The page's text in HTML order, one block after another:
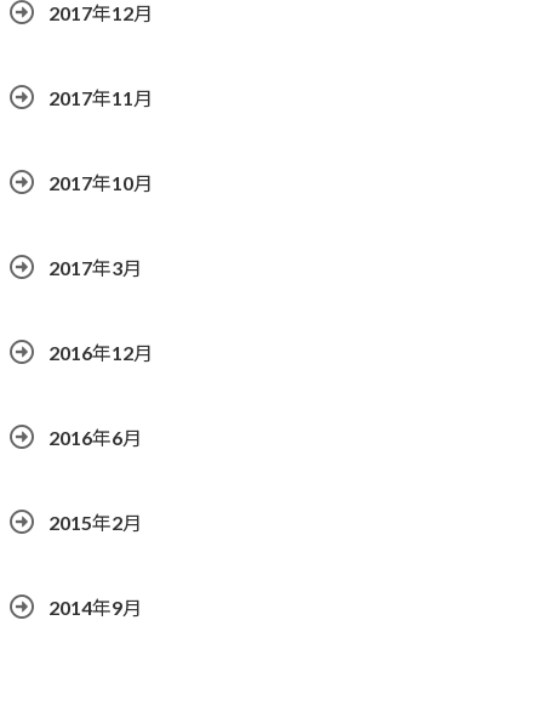
2017年12月
2017年11月
2017年10月
2017年3月
2016年12月
2016年6月
2015年2月
2014年9月